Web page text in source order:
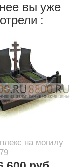
вы уже
:
на могилу